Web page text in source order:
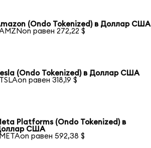
(Ondo Tokenized) в Доллар США
AMZNon равен 272,22 $
(Ondo Tokenized) в Доллар США
равен 318,19 $
Platforms (Ondo Tokenized) в
США
METAon равен 592,38 $